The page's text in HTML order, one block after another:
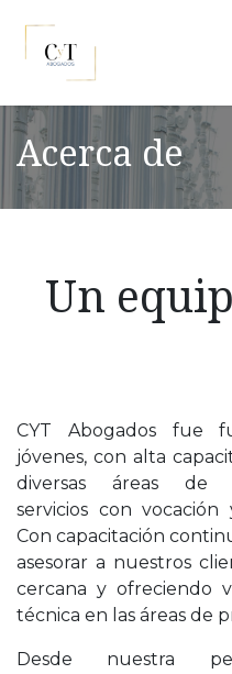
Acerca de
Un
CYT Abogados fue
jóvenes, con alta
diversas áreas de
servicios con
Con capacitación
asesorar a nuestros
cercana y ofreciendo
técnica en las áreas de
Desde nuestra